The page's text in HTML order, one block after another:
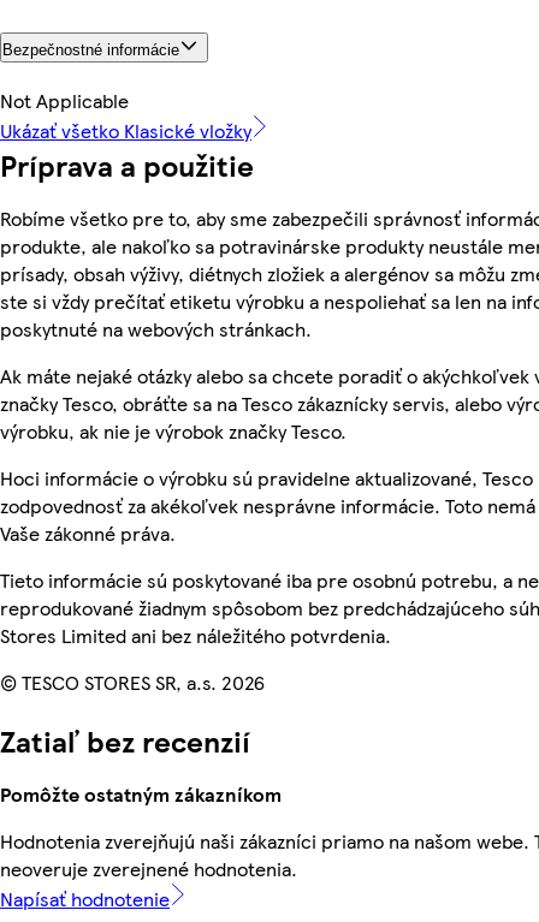
Bezpečnostné informácie
Not Applicable
Ukázať všetko Klasické vložky
Príprava a použitie
Robíme všetko pre to, aby sme zabezpečili správnosť
produkte, ale nakoľko sa potravinárske produkty neustále
prísady, obsah výživy, diétnych zložiek a alergénov sa môžu
ste si vždy prečítať etiketu výrobku a nespoliehať sa len na
poskytnuté na webových stránkach.
Ak máte nejaké otázky alebo sa chcete poradiť o akýchkoľvek
značky Tesco, obráťte sa na Tesco zákaznícky servis, alebo
výrobku, ak nie je výrobok značky Tesco.
Hoci informácie o výrobku sú pravidelne aktualizované, Tesco
zodpovednosť za akékoľvek nesprávne informácie. Toto
Vaše zákonné práva.
Tieto informácie sú poskytované iba pre osobnú potrebu, a
reprodukované žiadnym spôsobom bez predchádzajúceho
Stores Limited ani bez náležitého potvrdenia.
© TESCO STORES SR, a.s. 2026
Zatiaľ bez recenzií
Pomôžte ostatným zákazníkom
Hodnotenia zverejňujú naši zákazníci priamo na našom webe.
neoveruje zverejnené hodnotenia.
Napísať hodnotenie